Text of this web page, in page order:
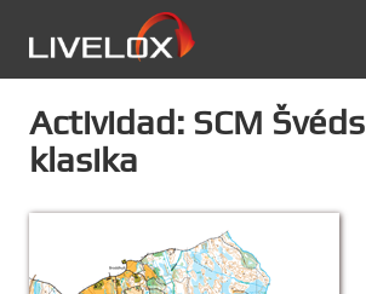
Actividad: SCM
klasika